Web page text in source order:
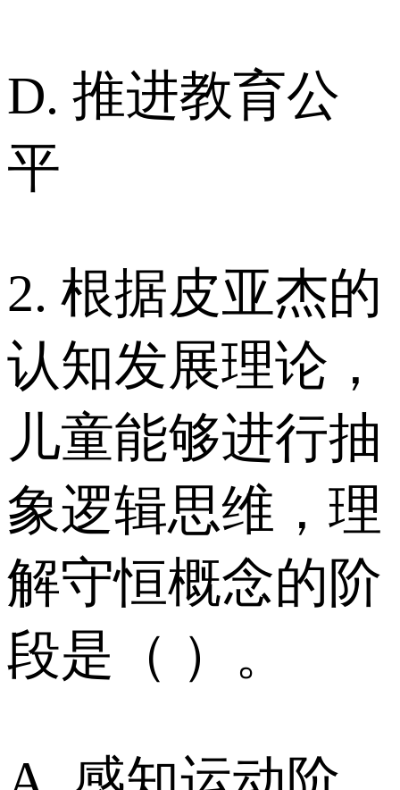
D. 推进教育公
平
2. 根据皮亚杰的
认知发展理论，
儿童能够进行抽
象逻辑思维，理
解守恒概念的阶
段是（ ）。